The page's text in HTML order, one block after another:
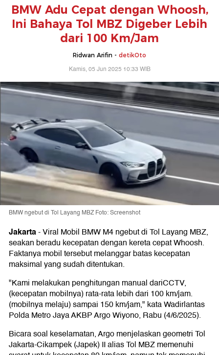
BMW Adu Cepat dengan Whoosh,
Ini Bahaya Tol MBZ Digeber Lebih
dari 100 Km/Jam
Ridwan Arifin - detikOto
Kamis, 05 Jun 2025 10:33 WIB
BMW ngebut di Tol Layang MBZ Foto: Screenshot
Jakarta-Viral Mobil BMW M4 ngebut di Tol Layang MBZ,
seakan beradu kecepatan dengan kereta cepat Whoosh.
Faktanya mobil tersebut melanggar batas kecepatan
maksimal yang sudah ditentukan.
"Kami melakukan penghitungan manual dariCCTV,
(kecepatan mobilnya) rata-rata lebih dari 100 km/jam.
(mobilnya melaju) sampai 150 km/jam," kata Wadirlantas
Polda Metro Jaya AKBP Argo Wiyono, Rabu (4/6/2025).
Bicara soal keselamatan, Argo menjelaskan geometri Tol
Jakarta-Cikampek (Japek) II alias Tol MBZ memenuhi